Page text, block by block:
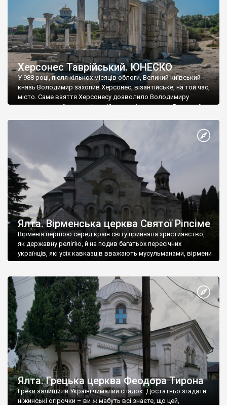
Херсонес Таврійський. ЮНЕСКО
У 988 році, після кількох місяців облоги, Великий київський
князь Володимир захопив Херсонес, візантійське, на той час,
місто. Саме взяття Херсонесу дозволило Володимиру
диктувати свої умови візантійському імператору Василю ІІ, та
Херсонесі Володимир-язичник, став Василем-християнином.
А потім було Хрещення Русі. На честь Херсонесу Таврійського
Ялта. Вірменська церква Святої Ріпсіме
Вірменія першою серед країн світу прийняла християнство,
як державну релігію, й на подив багатьох пересічних
українців, які усіх кавказців вважають мусульманами, вірмени
є відданими вірянами Христа
Ялта. Грецька церква Феодора Тирона
Греки залишили Україні чималий спадок. Достатньо згадати
ніжинські огірочки – ви ж мабуть всі знаєте, що цей,